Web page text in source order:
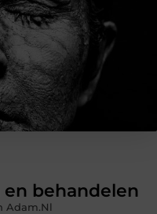
behandelen
Adam.nl